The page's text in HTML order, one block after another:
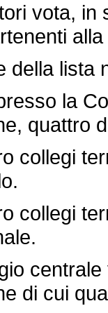
vota, in
lista
la
quattro
centrale
di cui